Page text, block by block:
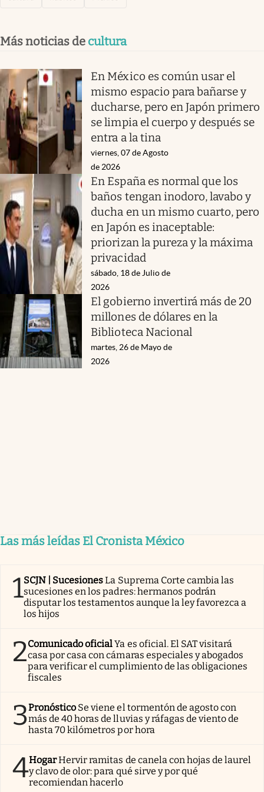
Más noticias de cultura
En México es común usar el
mismo espacio para bañarse y
ducharse, pero en Japón primero
se limpia el cuerpo y después se
entra a la tina
viernes, 07 de Agosto
de 2026
En España es normal que los
baños tengan inodoro, lavabo y
ducha en un mismo cuarto, pero
en Japón es inaceptable:
priorizan la pureza y la máxima
privacidad
sábado, 18 de Julio de
2026
El gobierno invertirá más de 20
millones de dólares en la
Biblioteca Nacional
martes, 26 de Mayo de
2026
Las más leídas El Cronista México
1SCJN | SucesionesLa Suprema Corte cambia las
sucesiones en los padres: hermanos podrán
disputar los testamentos aunque la ley favorezca a
los hijos
2Comunicado oficialYa es oficial. El SAT visitará
casa por casa con cámaras especiales y abogados
para verificar el cumplimiento de las obligaciones
fiscales
3Pronóstico Se viene el tormentón de agosto con
más de 40 horas de lluvias y ráfagas de viento de
hasta 70 kilómetros por hora
4HogarHervir ramitas de canela con hojas de laurel
y clavo de olor: para qué sirve y por qué
recomiendan hacerlo